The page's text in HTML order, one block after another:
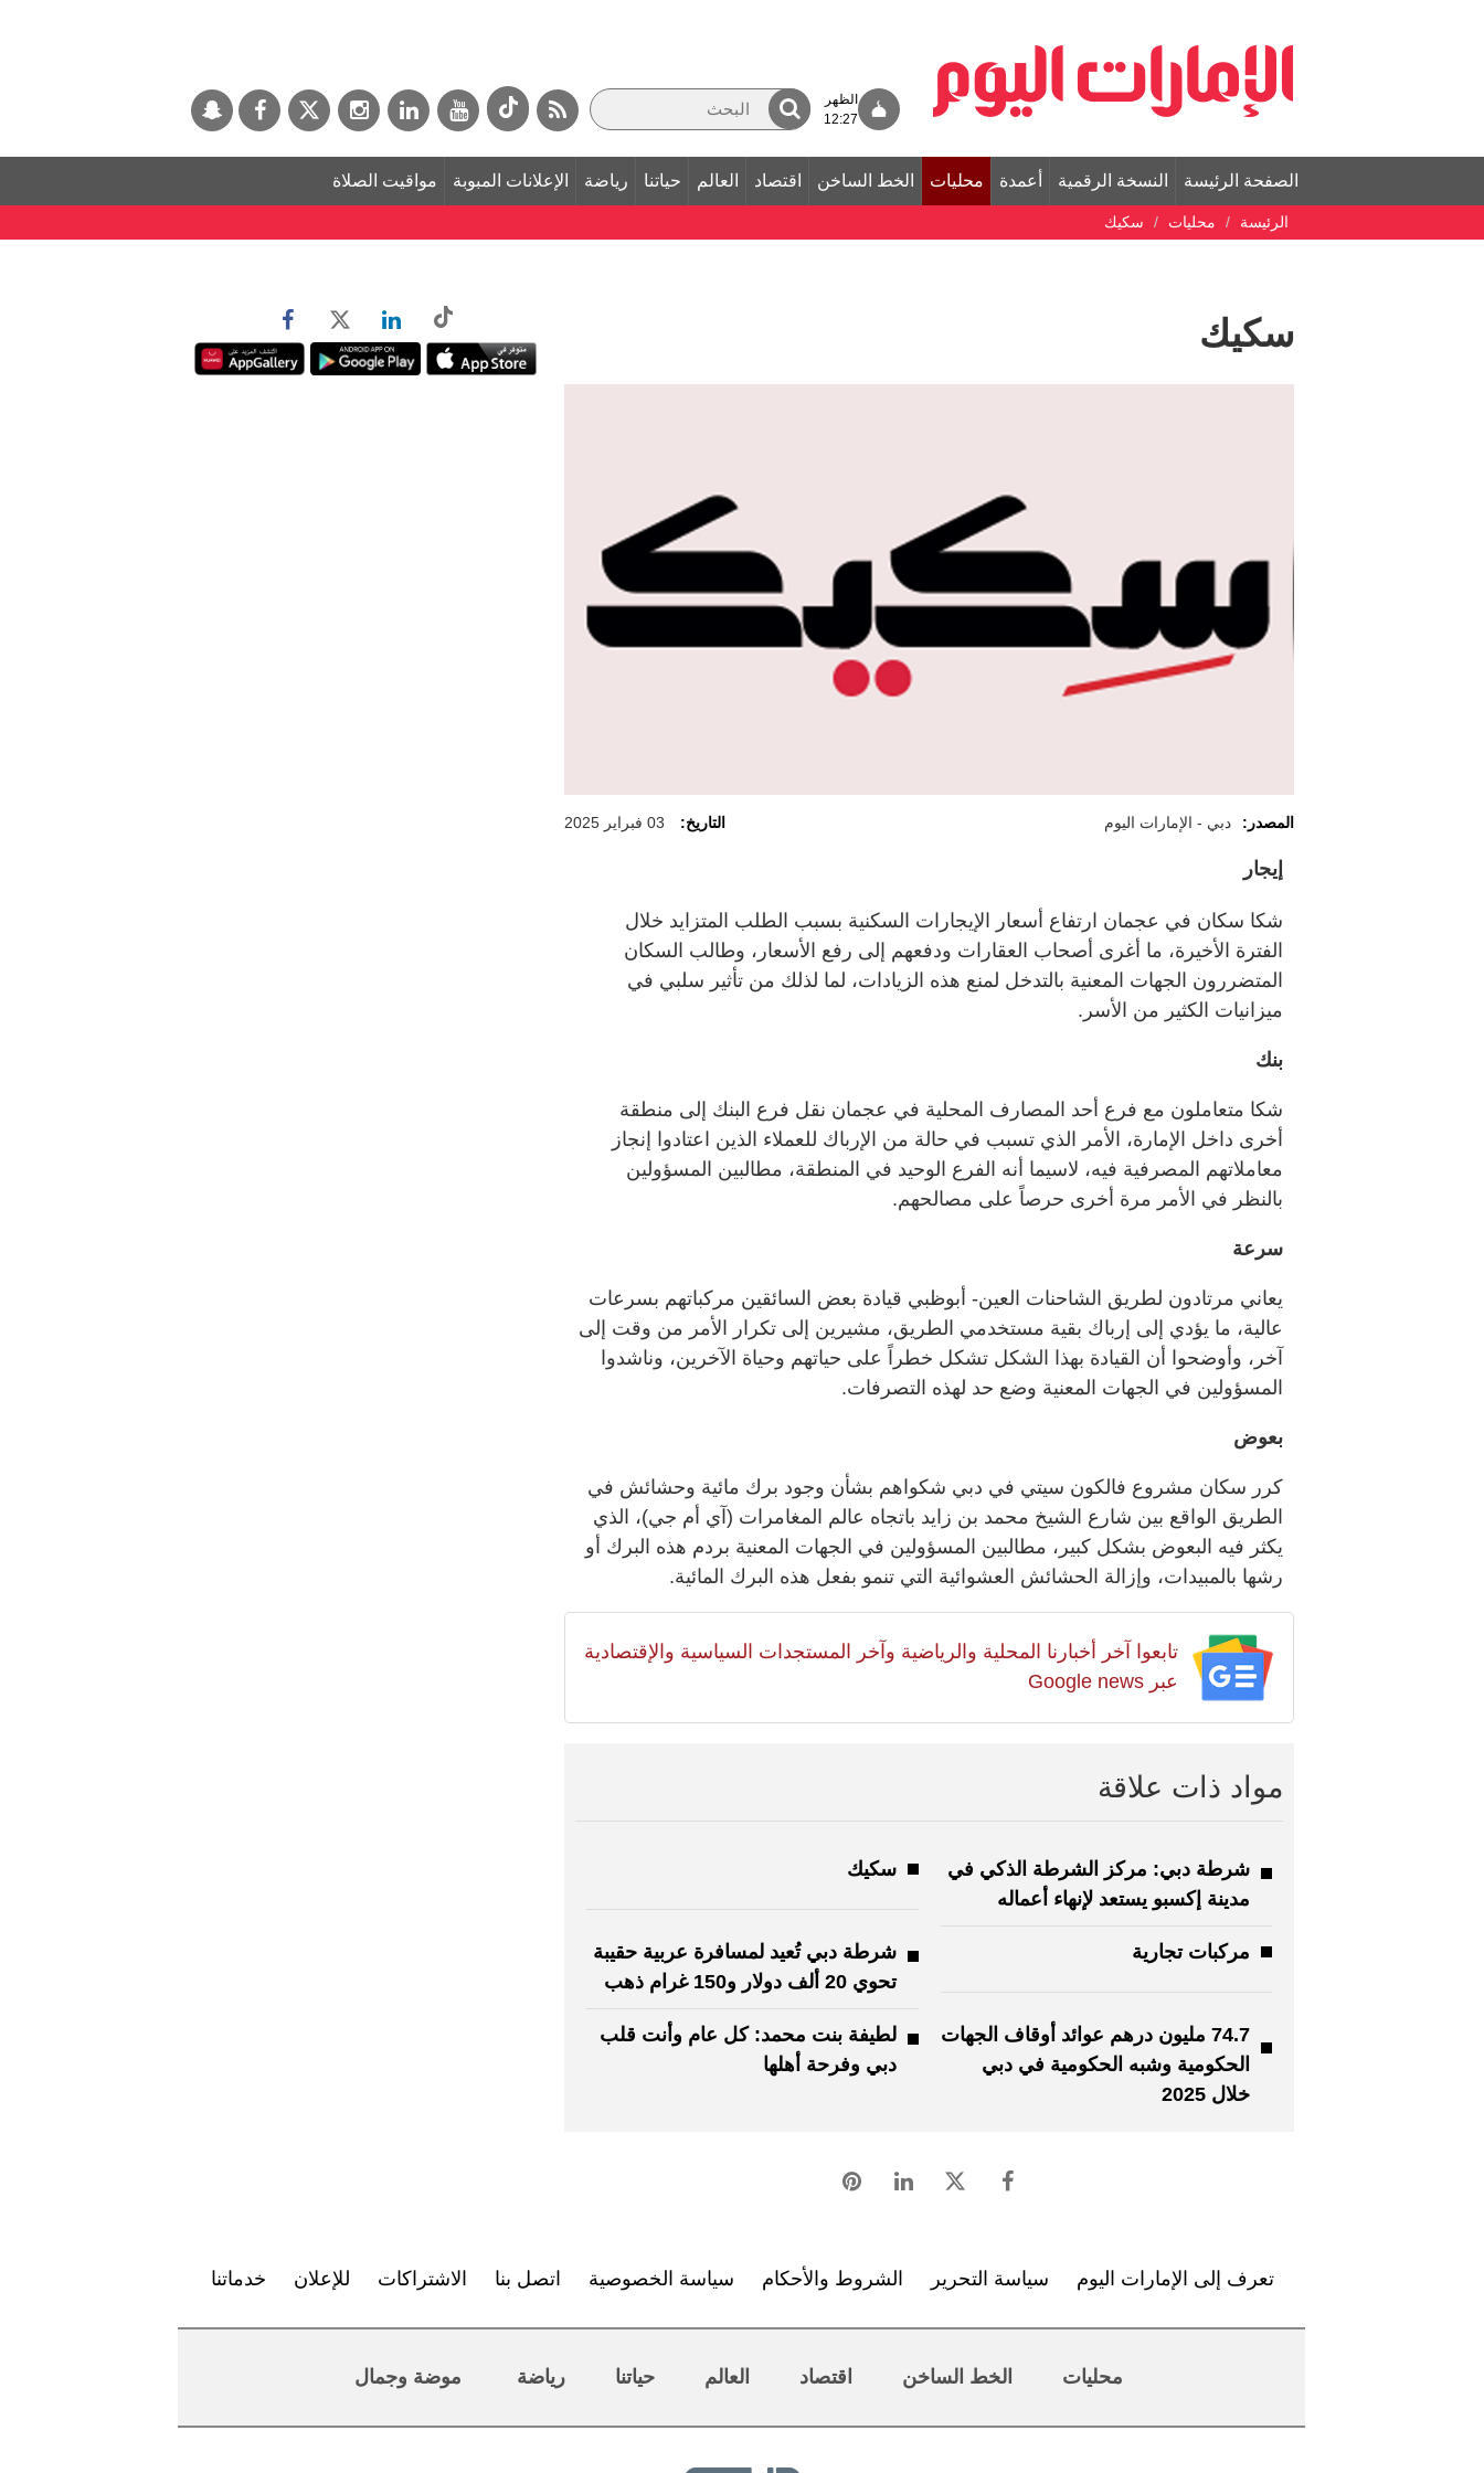
الظهر
12:27
الصفحة الرئيسة النسخة الرقمية أعمدة محليات الخط الساخن اقتصاد العالم حياتنا رياضة الإعلانات المبوبة مواقيت الصلاة
الرئيسة محليات سكيك
سكيك
المصدر: دبي - الإمارات اليوم التاريخ: 03 فبراير 2025
إيجار
شكا سكان في عجمان ارتفاع أسعار الإيجارات السكنية بسبب الطلب المتزايد خلال
الفترة الأخيرة، ما أغرى أصحاب العقارات ودفعهم إلى رفع الأسعار، وطالب السكان
المتضررون الجهات المعنية بالتدخل لمنع هذه الزيادات، لما لذلك من تأثير سلبي في
ميزانيات الكثير من الأسر.
بنك
شكا متعاملون مع فرع أحد المصارف المحلية في عجمان نقل فرع البنك إلى منطقة
أخرى داخل الإمارة، الأمر الذي تسبب في حالة من الإرباك للعملاء الذين اعتادوا إنجاز
معاملاتهم المصرفية فيه، لاسيما أنه الفرع الوحيد في المنطقة، مطالبين المسؤولين
بالنظر في الأمر مرة أخرى حرصاً على مصالحهم.
سرعة
يعاني مرتادون لطريق الشاحنات العين- أبوظبي قيادة بعض السائقين مركباتهم بسرعات
عالية، ما يؤدي إلى إرباك بقية مستخدمي الطريق، مشيرين إلى تكرار الأمر من وقت إلى
آخر، وأوضحوا أن القيادة بهذا الشكل تشكل خطراً على حياتهم وحياة الآخرين، وناشدوا
المسؤولين في الجهات المعنية وضع حد لهذه التصرفات.
بعوض
كرر سكان مشروع فالكون سيتي في دبي شكواهم بشأن وجود برك مائية وحشائش في
الطريق الواقع بين شارع الشيخ محمد بن زايد باتجاه عالم المغامرات (آي أم جي)، الذي
يكثر فيه البعوض بشكل كبير، مطالبين المسؤولين في الجهات المعنية بردم هذه البرك أو
رشها بالمبيدات، وإزالة الحشائش العشوائية التي تنمو بفعل هذه البرك المائية.
تابعوا آخر أخبارنا المحلية والرياضية وآخر المستجدات السياسية والإقتصادية
عبر Google news
مواد ذات علاقة
شرطة دبي: مركز الشرطة الذكي في
مدينة إكسبو يستعد لإنهاء أعماله
سكيك
مركبات تجارية
شرطة دبي تُعيد لمسافرة عربية حقيبة
تحوي 20 ألف دولار و150 غرام ذهب
74.7 مليون درهم عوائد أوقاف الجهات
الحكومية وشبه الحكومية في دبي
خلال 2025
لطيفة بنت محمد: كل عام وأنت قلب
دبي وفرحة أهلها
تعرف إلى الإمارات اليوم سياسة التحرير الشروط والأحكام سياسة الخصوصية اتصل بنا الاشتراكات للإعلان خدماتنا
محليات الخط الساخن اقتصاد العالم حياتنا رياضة موضة وجمال